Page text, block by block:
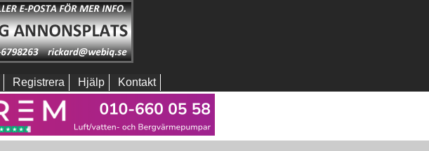
Registrera Hjälp Kontakt